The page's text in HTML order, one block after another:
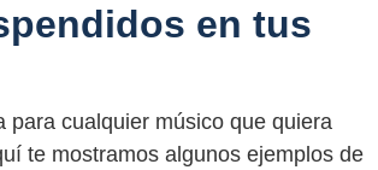
en tus
para cualquier músico que quiera
te mostramos algunos ejemplos de